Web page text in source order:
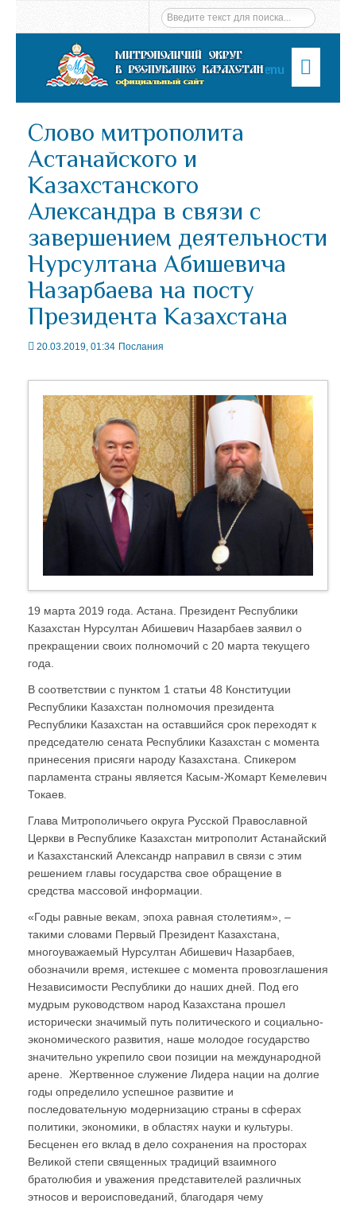
Menu
Слово митрополита
Астанайского и
Казахстанского
Александра в связи с
завершением деятельности
Нурсултана Абишевича
Назарбаева на посту
Президента Казахстана
20.03.2019, 01:34 Послания
19 марта 2019 года. Астана. Президент Республики
Казахстан Нурсултан Абишевич Назарбаев заявил о
прекращении своих полномочий с 20 марта текущего
года.
В соответствии с пунктом 1 статьи 48 Конституции
Республики Казахстан полномочия президента
Республики Казахстан на оставшийся срок переходят к
председателю сената Республики Казахстан с момента
принесения присяги народу Казахстана. Спикером
парламента страны является Касым-Жомарт Кемелевич
Токаев.
Глава Митрополичьего округа Русской Православной
Церкви в Республике Казахстан митрополит Астанайский
и Казахстанский Александр направил в связи с этим
решением главы государства свое обращение в
средства массовой информации.
«Годы равные векам, эпоха равная столетиям», –
такими словами Первый Президент Казахстана,
многоуважаемый Нурсултан Абишевич Назарбаев,
обозначили время, истекшее с момента провозглашения
Независимости Республики до наших дней. Под его
мудрым руководством народ Казахстана прошел
исторически значимый путь политического и социально-
экономического развития, наше молодое государство
значительно укрепило свои позиции на международной
арене. Жертвенное служение Лидера нации на долгие
годы определило успешное развитие и
последовательную модернизацию страны в сферах
политики, экономики, в областях науки и культуры.
Бесценен его вклад в дело сохранения на просторах
Великой степи священных традиций взаимного
братолюбия и уважения представителей различных
этносов и вероисповеданий, благодаря чему